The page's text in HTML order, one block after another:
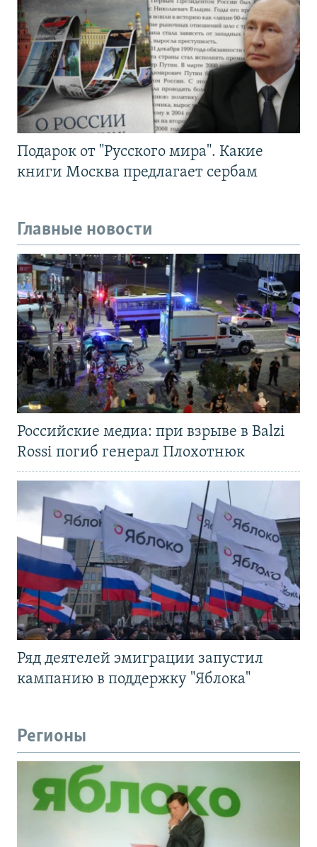
Подарок от "Русского мира". Какие
книги Москва предлагает сербам
Главные новости
Российские медиа: при взрыве в Balzi
Rossi погиб генерал Плохотнюк
Ряд деятелей эмиграции запустил
кампанию в поддержку "Яблока"
Регионы